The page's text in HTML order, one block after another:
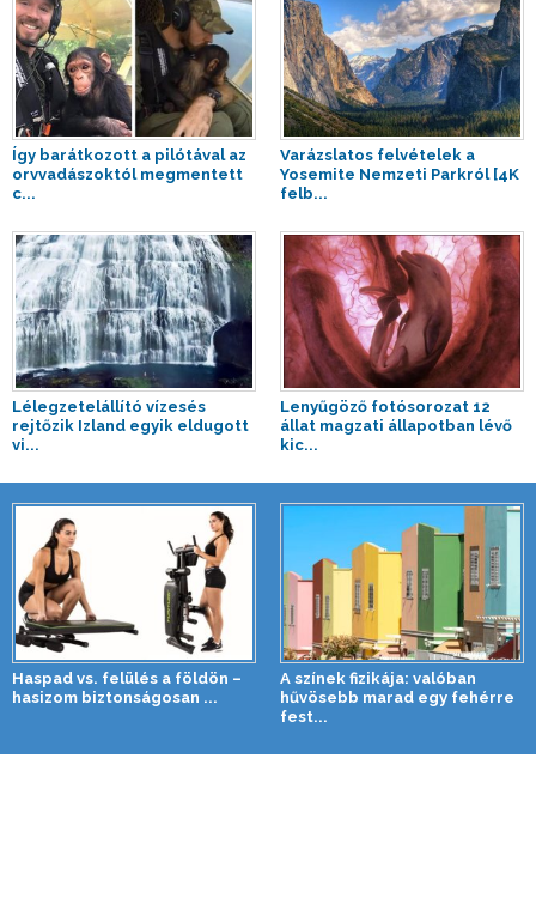
Így barátkozott a pilótával az
orvvadászoktól megmentett
c...
Varázslatos felvételek a
Yosemite Nemzeti Parkról [4K
felb...
Lélegzetelállító vízesés
rejtőzik Izland egyik eldugott
vi...
Lenyűgöző fotósorozat 12
állat magzati állapotban lévő
kic...
Haspad vs. felülés a földön –
hasizom biztonságosan ...
A színek fizikája: valóban
hűvösebb marad egy fehérre
fest...